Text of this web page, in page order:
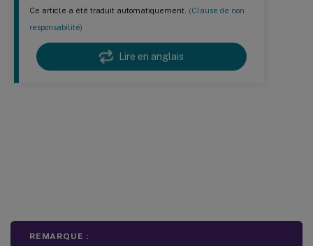
Ce article a été traduit automatiquement. (Clause de non
responsabilité)
Lire en anglais
REMARQUE :